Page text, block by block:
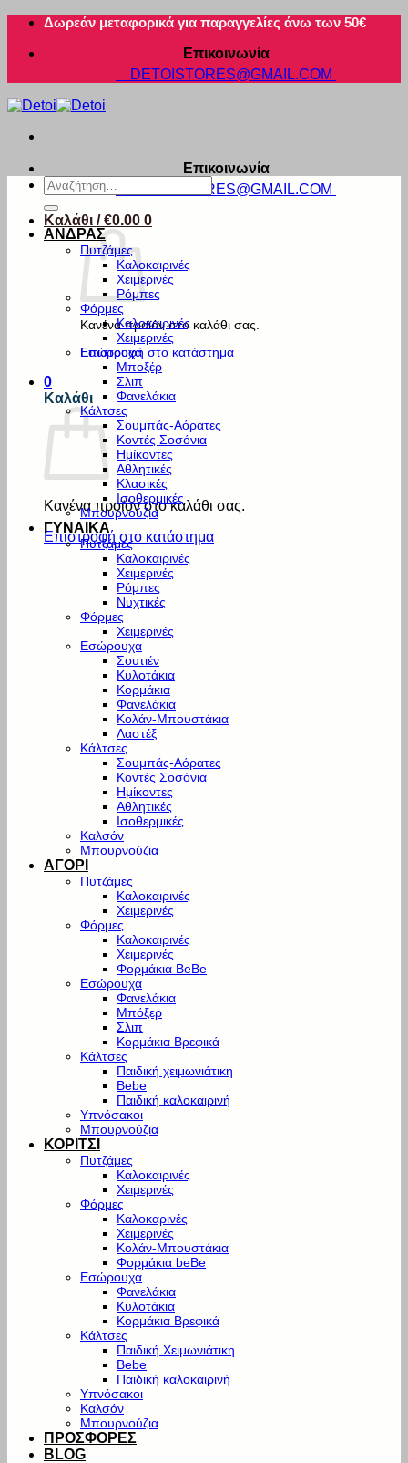
Μετάβαση
περιεχόμενο
Δωρεάν μεταφορικά για παραγγελίες άνω των 50€
Επικοινωνία
DETOISTORES@GMAIL.COM
Επικοινωνία
DETOISTORES@GMAIL.COM
Καλάθι /€0.00 0
Κανένα προϊόν στο καλάθι σας.
Επιστροφή στο κατάστημα
0
Καλάθι
Κανένα προϊόν στο καλάθι σας.
Επιστροφή στο κατάστημα
Αναζήτηση
για:
ΑΝΔΡΑΣ
Πυτζάμες
Καλοκαιρινές
Χειμερινές
Ρόμπες
Φόρμες
Καλοκαιρινές
Χειμερινές
Εσώρουχα
Μποξέρ
Σλιπ
Φανελάκια
Κάλτσες
Σουμπάς-Αόρατες
Κοντές Σοσόνια
Ημίκοντες
Αθλητικές
Κλασικές
Ισοθερμικές
Μπουρνούζια
ΓΥΝΑΙΚΑ
Πυτζάμες
Καλοκαιρινές
Χειμερινές
Ρόμπες
Νυχτικές
Φόρμες
Χειμερινές
Εσώρουχα
Σουτιέν
Κυλοτάκια
Κορμάκια
Φανελάκια
Κολάν-Μπουστάκια
Λαστέξ
Κάλτσες
Σουμπάς-Αόρατες
Κοντές Σοσόνια
Ημίκοντες
Αθλητικές
Ισοθερμικές
Καλσόν
Μπουρνούζια
ΑΓΟΡΙ
Πυτζάμες
Καλοκαιρινές
Χειμερινές
Φόρμες
Καλοκαιρινές
Χειμερινές
Φορμάκια BeBe
Εσώρουχα
Φανελάκια
Μπόξερ
Σλιπ
Κορμάκια Βρεφικά
Κάλτσες
Παιδική χειμωνιάτικη
Bebe
Παιδική καλοκαιρινή
Υπνόσακοι
Μπουρνούζια
ΚΟΡΙΤΣΙ
Πυτζάμες
Καλοκαιρινές
Χειμερινές
Φόρμες
Καλοκαρινές
Χειμερινές
Κολάν-Μπουστάκια
Φορμάκια beBe
Εσώρουχα
Φανελάκια
Κυλοτάκια
Κορμάκια Βρεφικά
Κάλτσες
Παιδική Χειμωνιάτικη
Bebe
Παιδική καλοκαιρινή
Υπνόσακοι
Καλσόν
Μπουρνούζια
ΠΡΟΣΦΟΡΕΣ
BLOG